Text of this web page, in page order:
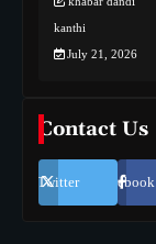
kanthi
July 21, 2026
Contact Us
Twitter Facebook